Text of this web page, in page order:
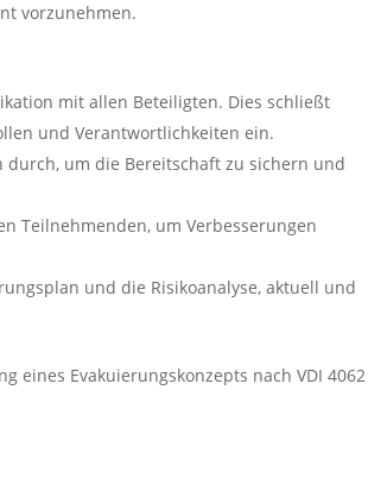
vorzunehmen.
mit allen Beteiligten. Dies schließt
und Verantwortlichkeiten ein.
durch, um die Bereitschaft zu sichern und
Teilnehmenden, um Verbesserungen
und die Risikoanalyse, aktuell und
eines Evakuierungskonzepts nach VDI 4062